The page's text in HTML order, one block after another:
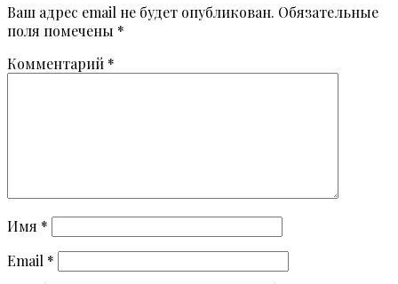
Ваш адрес email не будет опубликован. Обязательные
поля помечены *
Комментарий *
Имя *
Email *